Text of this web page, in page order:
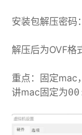
安装包解压密码
解压后为OVF格
重点：固定mac
讲mac固定为